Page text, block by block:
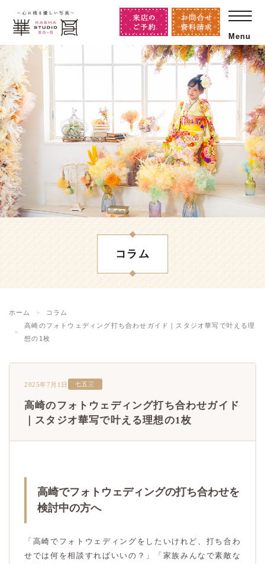
Menu
コラム
ホーム
コラム
高崎のフォトウェディング打ち合わせガイド｜スタジオ華写で叶える理
想の1枚
2025年7月1日 七五三
高崎のフォトウェディング打ち合わせガイド
｜スタジオ華写で叶える理想の1枚
高崎でフォトウェディングの打ち合わせを
検討中の方へ
「高崎でフォトウェディングをしたいけれど、打ち合わ
せでは何を相談すればいいの？」「家族みんなで素敵な